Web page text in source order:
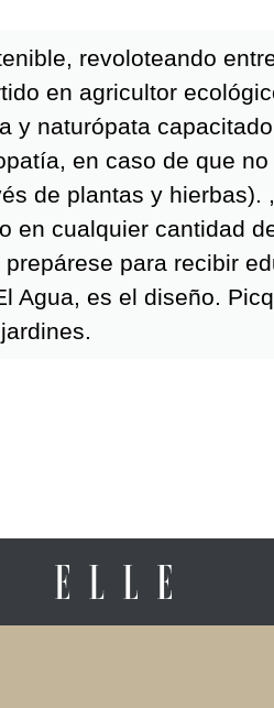
revoloteando
en agricultor
y naturópata
en caso de que
de plantas y hierbas).
en cualquier cantidad
para recibir
Agua, es el diseño.